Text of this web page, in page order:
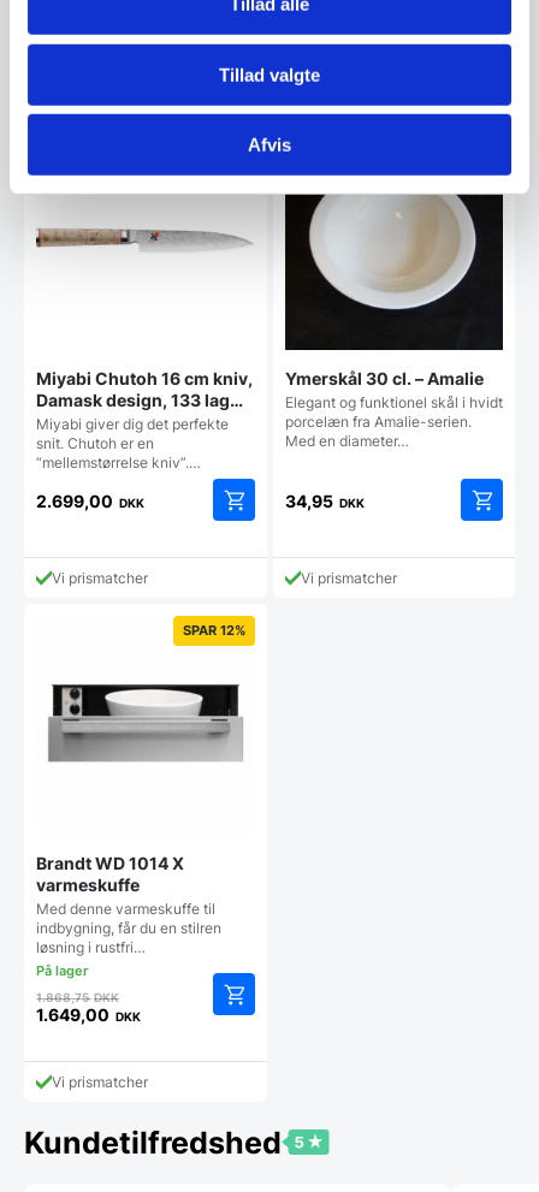
Tillad valgte
Afvis
3.495,00
pris
Den
aktuelle
pris
er:
Miyabi Chutoh 16 cm kniv,
Damask design, 133 lag
stål
Miyabi giver dig det perfekte
snit. Chutoh er en
“mellemstørrelse kniv”.…
2.699,00 DKK
Vi prismatcher
Ymerskål 30 cl. – Amalie
Elegant og funktionel skål i hvidt
porcelæn fra Amalie-serien.
Med en diameter…
34,95 DKK
Vi prismatcher
SPAR 12%
Brandt WD 1014 X
varmeskuffe
Med denne varmeskuffe til
indbygning, får du en stilren
løsning i rustfri…
1.868,75DKKDen
oprindelige
var:
1.868,75 DKK.
1.649,00 DKK
aktuelle
prisVi prismatcher
Kundetilfredshed